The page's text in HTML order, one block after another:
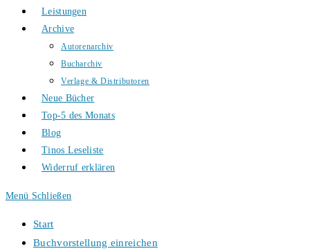
Leistungen
Archive
Autorenarchiv
Bucharchiv
Verlage & Distributoren
Neue Bücher
Top-5 des Monats
Blog
Tinos Leseliste
Widerruf erklären
Menü Schließen
Start
Buchvorstellung einreichen